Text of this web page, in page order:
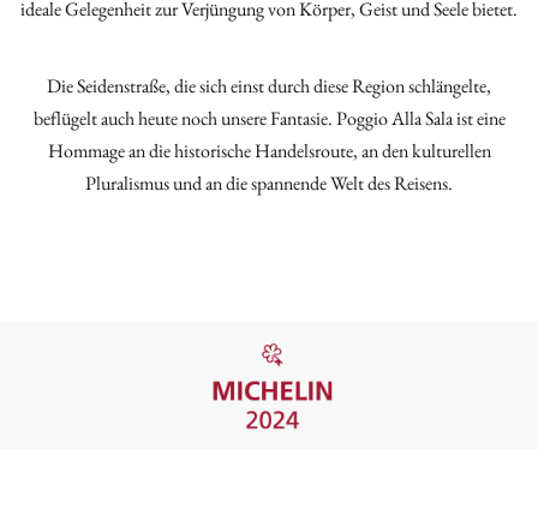
ideale Gelegenheit zur Verjüngung von Körper, Geist und Seele bietet.
Die Seidenstraße, die sich einst durch diese Region schlängelte,
beflügelt auch heute noch unsere Fantasie. Poggio Alla Sala ist eine
Hommage an die historische Handelsroute, an den kulturellen
Pluralismus und an die spannende Welt des Reisens.